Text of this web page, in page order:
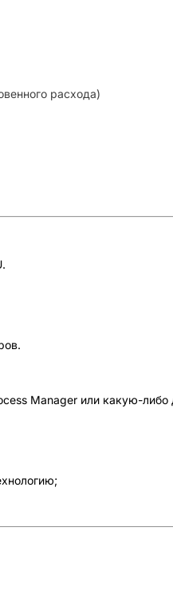
расхода)
Manager или какую-